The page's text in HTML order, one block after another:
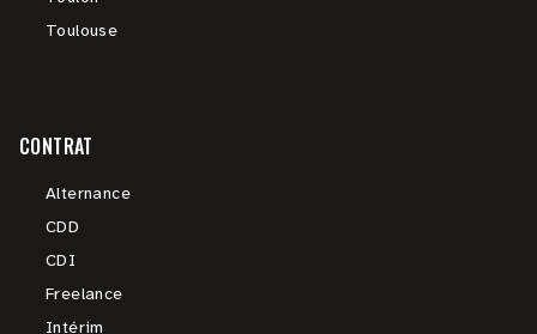
Toulouse
CONTRAT
Alternance
CDD
CDI
Freelance
Intérim